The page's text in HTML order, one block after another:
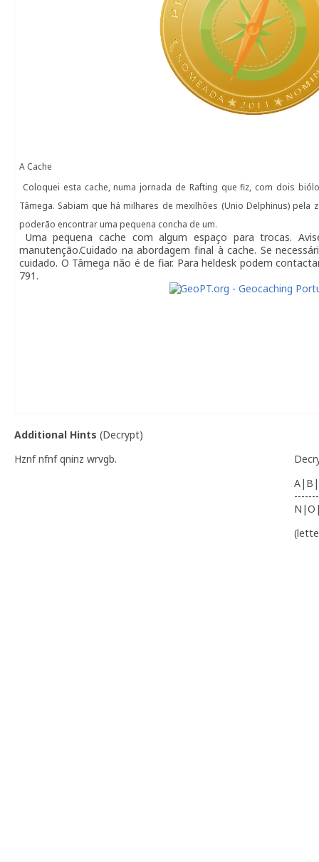
A Cache
Coloquei esta cache, numa jornada de Rafting que fiz, com dois
Tâmega. Sabiam que há milhares de mexilhões (Unio Delphinus) pela
poderão encontrar uma pequena concha de um.
Uma pequena cache com algum espaço para trocas.
manutenção.Cuidado na abordagem final à cache. Se
cuidado. O Tâmega não é de fiar. Para heldesk podem
791.
Additional Hints (Decrypt)
Hznf nfnf qninz wrvgb.